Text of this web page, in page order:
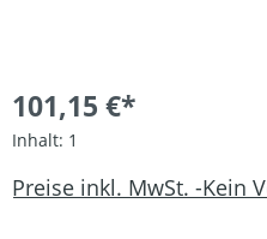
101,15 €*
Inhalt: 1
Preise inkl. MwSt. -Kein